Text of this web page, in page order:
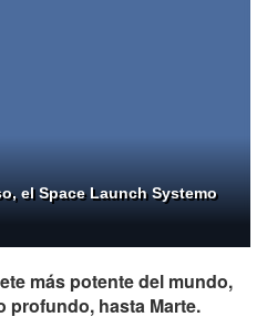
el Space Launch Systemo
más potente del mundo,
profundo, hasta Marte.